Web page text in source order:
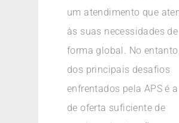
um atendimento que
às suas necessidades de
forma global. No
dos principais desafios
enfrentados pela APS é
de oferta suficiente de